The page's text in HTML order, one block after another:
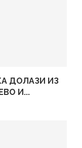
ДОЛАЗИ ИЗ
И...